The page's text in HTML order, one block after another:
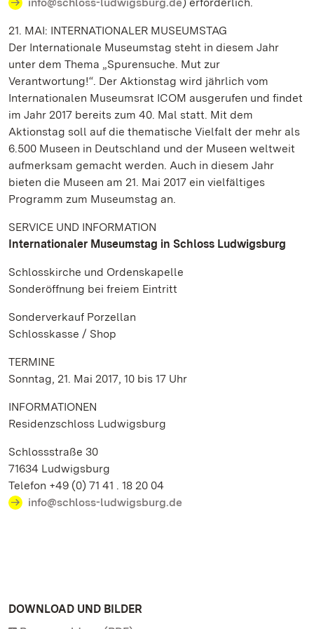
21. MAI: INTERNATIONALER MUSEUMSTAG
Der Internationale Museumstag steht in diesem Jahr
unter dem Thema „Spurensuche. Mut zur
Verantwortung!“. Der Aktionstag wird jährlich vom
Internationalen Museumsrat ICOM ausgerufen und findet
im Jahr 2017 bereits zum 40. Mal statt. Mit dem
Aktionstag soll auf die thematische Vielfalt der mehr als
6.500 Museen in Deutschland und der Museen weltweit
aufmerksam gemacht werden. Auch in diesem Jahr
bieten die Museen am 21. Mai 2017 ein vielfältiges
Programm zum Museumstag an.
SERVICE UND INFORMATION
Internationaler Museumstag in Schloss Ludwigsburg
Schlosskirche und Ordenskapelle
Sonderöffnung bei freiem Eintritt
Sonderverkauf Porzellan
Schlosskasse / Shop
TERMINE
Sonntag, 21. Mai 2017, 10 bis 17 Uhr
INFORMATIONEN
Residenzschloss Ludwigsburg
Schlossstraße 30
71634 Ludwigsburg
Telefon +49 (0) 71 41 . 18 20 04
info@schloss-ludwigsburg.de
DOWNLOAD UND BILDER